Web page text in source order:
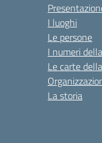
I luoghi
Le persone
I numeri
Le carte
La storia